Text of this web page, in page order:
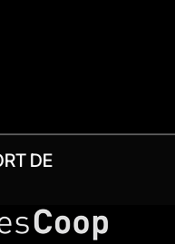
DE